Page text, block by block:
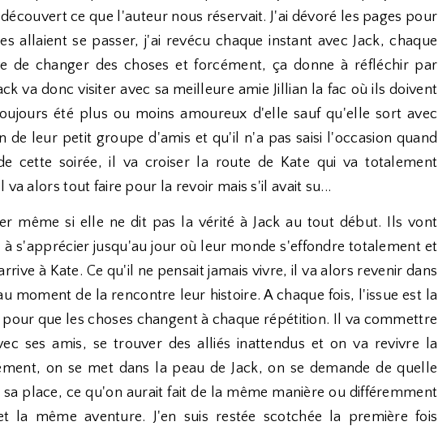
ce que l'auteur nous réservait. J'ai dévoré les pages pour
allaient se passer, j'ai revécu chaque instant avec Jack, chaque
de changer des choses et forcément, ça donne à réfléchir par
va donc visiter avec sa meilleure amie Jillian la fac où ils doivent
été plus ou moins amoureux d'elle sauf qu'elle sort avec
de leur petit groupe d'amis et qu'il n'a pas saisi l'occasion quand
cette soirée, il va croiser la route de Kate qui va totalement
alors tout faire pour la revoir mais s'il avait su...
même si elle ne dit pas la vérité à Jack au tout début. Ils vont
s'apprécier jusqu'au jour où leur monde s'effondre totalement et
à Kate. Ce qu'il ne pensait jamais vivre, il va alors revenir dans
moment de la rencontre leur histoire. A chaque fois, l'issue est la
que les choses changent à chaque répétition. Il va commettre
ses amis, se trouver des alliés inattendus et on va revivre la
on se met dans la peau de Jack, on se demande de quelle
place, ce qu'on aurait fait de la même manière ou différemment
la même aventure. J'en suis restée scotchée la première fois